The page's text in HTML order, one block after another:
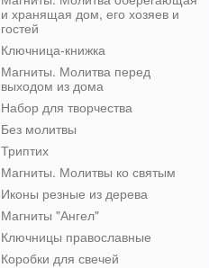
и хранящая дом, его хозяев и
гостей
Ключница-книжка
Магниты. Молитва перед
выходом из дома
Набор для творчества
Без молитвы
Триптих
Магниты. Молитвы ко святым
Иконы резные из дерева
Магниты "Ангел"
Ключницы православные
Коробки для свечей